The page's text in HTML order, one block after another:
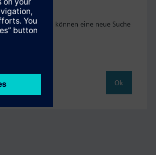
und können eine neue Suche
Ok